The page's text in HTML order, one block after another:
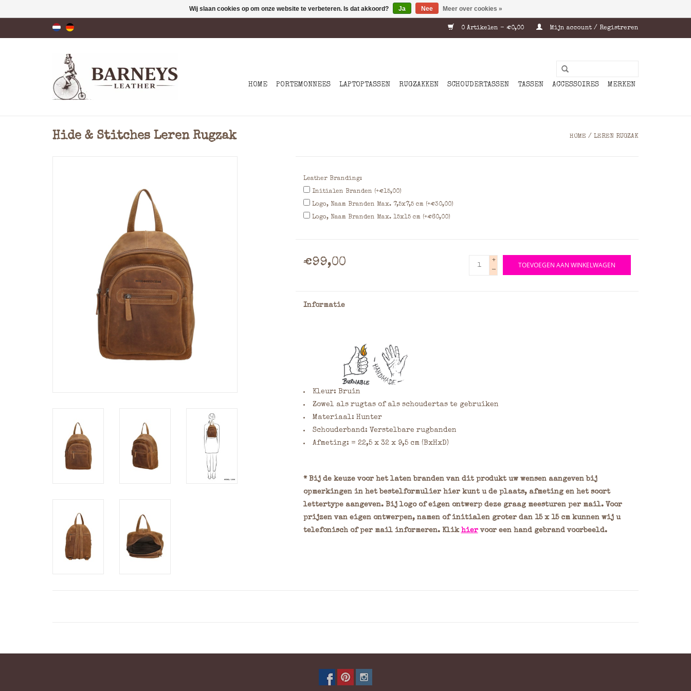
0 Artikelen - €0,00 Mijn account / Registreren
HOME PORTEMONNEES LAPTOPTASSEN RUGZAKKEN SCHOUDERTASSEN TASSEN ACCESSOIRES MERKEN
Hide & Stitches Leren Rugzak HOME / LEREN RUGZAK
Leather Branding:
Initialen Branden (+€15,00)
Logo, Naam Branden Max. 7,5x7,5 cm (+€30,00)
Logo, Naam Branden Max. 15x15 cm (+€60,00)
€99,00
+
-
TOEVOEGEN AAN WINKELWAGEN
Informatie
Kleur: Bruin
Zowel als rugtas of als schoudertas te gebruiken
Materiaal: Hunter
Schouderband: Verstelbare rugbanden
Afmeting: = 22,5 x 32 x 9,5 cm (BxHxD)
* Bij de keuze voor het laten branden van dit produkt uw wensen aangeven bij
opmerkingen in het bestelformulier hier kunt u de plaats, afmeting en het soort
lettertype aangeven. Bij logo of eigen ontwerp deze graag meesturen per mail. Voor
prijzen van eigen ontwerpen, namen of initialen groter dan 15 x 15 cm kunnen wij u
telefonisch of per mail informeren. Klik hiervoor een hand gebrand voorbeeld.
Wij slaan cookies op om onze website te verbeteren. Is dat akkoord? Ja Nee Meer over cookies »